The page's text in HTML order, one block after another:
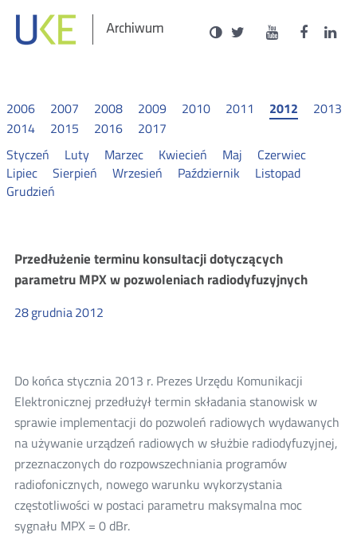
Archiwum Ustawienia
Wersja
Social
Media
UKE
Otwórz
UKE
OtwórzUKE
2006 2007 2008 2009 2010 2011 2012
2013
2014
2015 2016
2017
Styczeń
Luty Marzec Kwiecień Maj
Czerwiec
Lipiec
Sierpień Wrzesień Październik
Listopad
Grudzień
Komunikaty
2012
Przedłużenie terminu konsultacji dotyczących
parametru MPX w pozwoleniach radiodyfuzyjnych
28grudnia2012
Do końca stycznia 2013 r. Prezes Urzędu Komunikacji
Elektronicznej przedłużył termin składania stanowisk w
sprawie implementacji do pozwoleń radiowych wydawanych
na używanie urządzeń radiowych w służbie radiodyfuzyjnej,
przeznaczonych do rozpowszechniania programów
radiofonicznych, nowego warunku wykorzystania
częstotliwości w postaci parametru maksymalna moc
sygnału MPX = 0 dBr.